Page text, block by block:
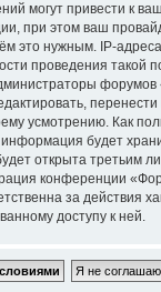
могут привести к
при этом ваш
это нужным. IP-
проведения такой
форумов
усмотрению. Как
будет
открыта третьим
конференции
за действия
доступу к ней.